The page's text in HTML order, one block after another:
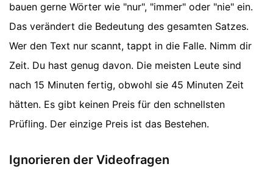
bauen gerne Wörter wie "nur", "immer" oder "nie" ein.
Das verändert die Bedeutung des gesamten Satzes.
Wer den Text nur scannt, tappt in die Falle. Nimm dir
Zeit. Du hast genug davon. Die meisten Leute sind
nach 15 Minuten fertig, obwohl sie 45 Minuten Zeit
hätten. Es gibt keinen Preis für den schnellsten
Prüfling. Der einzige Preis ist das Bestehen.
Ignorieren der Videofragen